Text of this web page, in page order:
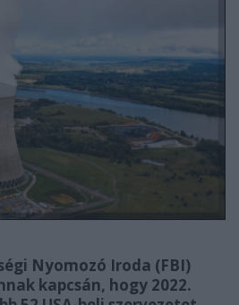
Nyomozó Iroda (FBI)
kapcsán, hogy 2022.